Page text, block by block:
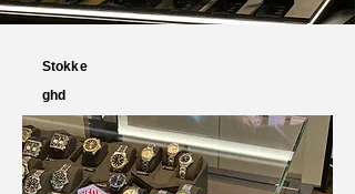
Stokke
ghd